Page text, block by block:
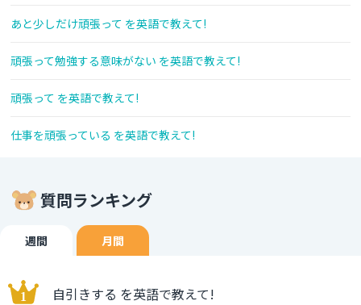
あと少しだけ頑張って を英語で教えて!
頑張って勉強する意味がない を英語で教えて!
頑張って を英語で教えて!
仕事を頑張っている を英語で教えて!
質問ランキング
週間 月間
自引きする を英語で教えて!